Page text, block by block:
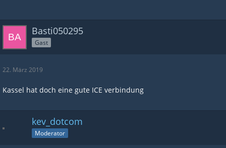
Basti050295
Gast
22. März 2019
Kassel hat doch eine gute ICE verbindung
kev_dotcom
Moderator